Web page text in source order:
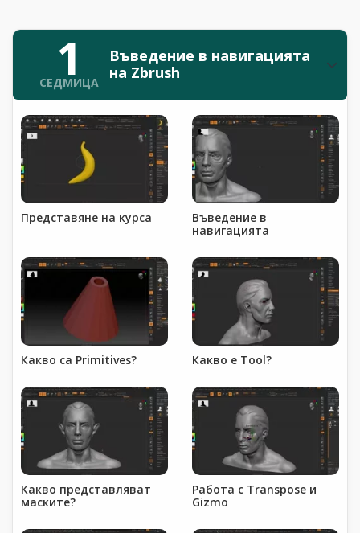
1
СЕДМИЦА
Въведение в навигацията
на Zbrush
Представяне на курса
Въведение в
навигацията
Какво са Primitives? Какво е Tool?
Какво представляват
маските?
Работа с Transpose и
Gizmo